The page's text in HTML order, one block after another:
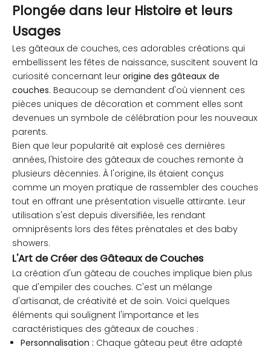
Plongée dans leur Histoire et leurs
Usages
Les gâteaux de couches, ces adorables créations qui
embellissent les fêtes de naissance, suscitent souvent la
curiosité concernant leur origine des gâteaux de
couches. Beaucoup se demandent d'où viennent ces
pièces uniques de décoration et comment elles sont
devenues un symbole de célébration pour les nouveaux
parents.
Bien que leur popularité ait explosé ces dernières
années, l'histoire des gâteaux de couches remonte à
plusieurs décennies. À l'origine, ils étaient conçus
comme un moyen pratique de rassembler des couches
tout en offrant une présentation visuelle attirante. Leur
utilisation s'est depuis diversifiée, les rendant
omniprésents lors des fêtes prénatales et des baby
showers.
L'Art de Créer des Gâteaux de Couches
La création d'un gâteau de couches implique bien plus
que d'empiler des couches. C'est un mélange
d'artisanat, de créativité et de soin. Voici quelques
éléments qui soulignent l'importance et les
caractéristiques des gâteaux de couches :
Personnalisation : Chaque gâteau peut être adapté